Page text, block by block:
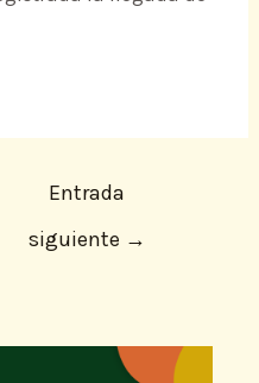
Entrada
siguiente →